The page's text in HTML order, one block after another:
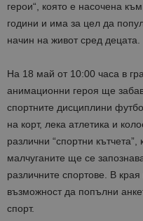
герои“, която е насочена
години и има за цел да
начин на живот сред децата.
На 18 май от 10:00 часа в
анимационни героя ще
спортните дисциплини
на корт, лека атлетика и
различни “спортни
малчуганите ще се
различните спортове. В
възможност да попълни
спорт.